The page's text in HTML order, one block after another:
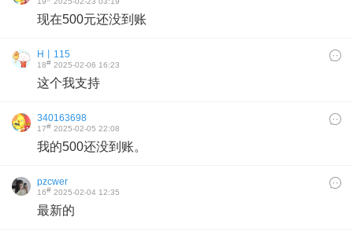
现在500元还没到账
H丨115
18# 2025-02-06 16:23
这个我支持
340163698
17# 2025-02-05 22:08
我的500还没到账。
pzcwer
16# 2025-02-04 12:35
最新的